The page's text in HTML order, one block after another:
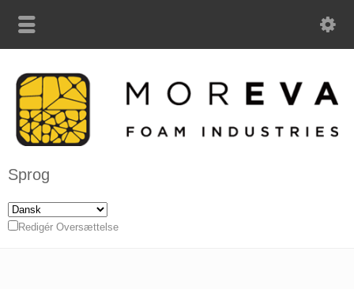
Sprog
Redigér Oversættelse